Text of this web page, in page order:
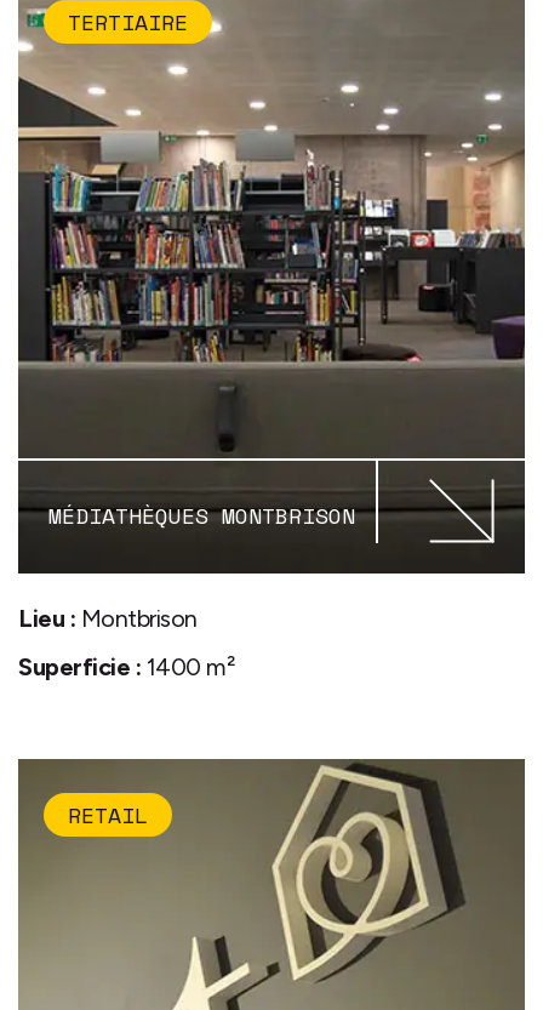
TERTIAIRE
MÉDIATHÈQUES MONTBRISON
Lieu : Montbrison
Superficie : 1400 m²
RETAIL